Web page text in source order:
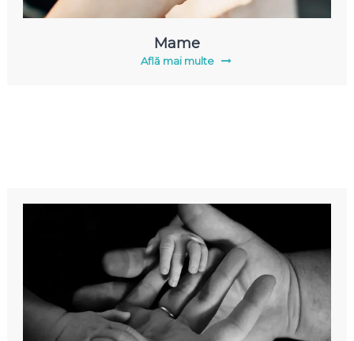
Mame
Află mai multe